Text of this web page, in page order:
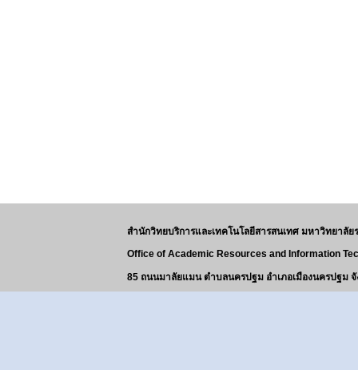
สำนักวิทยบริการและเทคโนโลยีสารสนเทศ มหาวิทยาลั
Office of Academic Resources and Information
85 ถนนมาลัยแมน ตำบลนครปฐม อำเภอเมืองนครปฐม